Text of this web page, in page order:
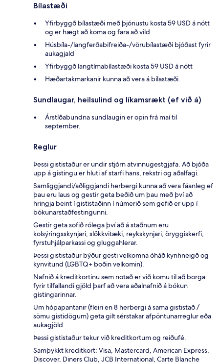
Bílastæði
Yfirbyggð bílastæði með þjónustu kosta 59 USD á nótt
og er hægt að koma og fara að vild
Húsbíla-/langferðabifreiða-/vörubílastæði bjóðast fyrir
aukagjald
Yfirbyggð langtímabílastæði kosta 59 USD á nótt
Hæðartakmarkanir kunna að vera á bílastæði.
Sundlaugar, heilsulind og líkamsrækt (ef við á)
Árstíðabundna sundlaugin er opin frá maí til
september.
Reglur
Þessi gististaður er undir stjórn atvinnugestgjafa. Að bjóða
upp á gistingu er hluti af starfi hans, rekstri og aðalfagi.
Samliggjandi/aðliggjandi herbergi kunna að vera fáanleg ef
þau eru laus og gestir geta beðið um þau með því að
hringja beint í gististaðinn í númerið sem gefið er upp í
bókunarstaðfestingunni.
Gestir geta sofið rólega því að á staðnum eru
kolsýringsskynjari, slökkvitæki, reykskynjari, öryggiskerfi,
fyrstuhjálparkassi og gluggahlerar.
Þessi gististaður býður gesti velkomna óháð kynhneigð og
kynvitund (LGBTQ+ boðin velkomin).
Nafnið á kreditkortinu sem notað er við komu til að borga
fyrir tilfallandi gjöld þarf að vera aðalnafnið á bókun
gistingarinnar.
Um hópapantanir (fleiri en 8 herbergi á sama gististað /
sömu gistidögum) geta gilt sérstakar afpöntunarreglur eða
aukagjöld.
Þessi gististaður tekur við kreditkortum og reiðufé.
Samþykkt kreditkort: Visa, Mastercard, American Express,
Discover, Diners Club, JCB International, Carte Blanche